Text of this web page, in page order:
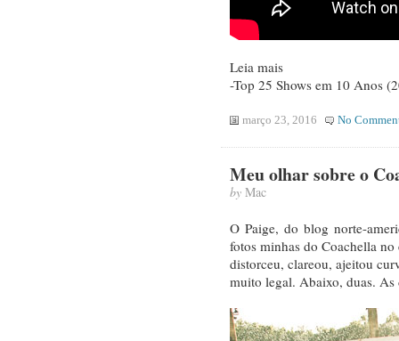
Leia mais
-Top 25 Shows em 10 Anos
março 23, 2016 No
Meu olhar sobre o
byMac
O Paige, do blog norte-
fotos minhas do Coachella
distorceu, clareou, ajeitou
muito legal. Abaixo, duas.